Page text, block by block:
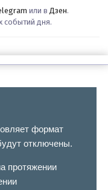
или в Дзен.
событий дня.
формат
отключены.
протяжении